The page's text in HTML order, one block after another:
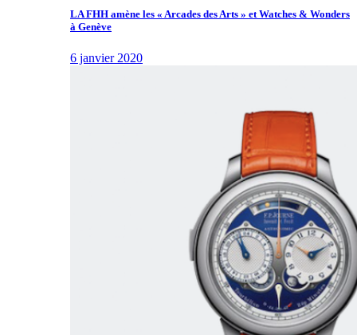
LA FHH amène les « Arcades des Arts » et Watches & Wonders
à Genève
6 janvier 2020